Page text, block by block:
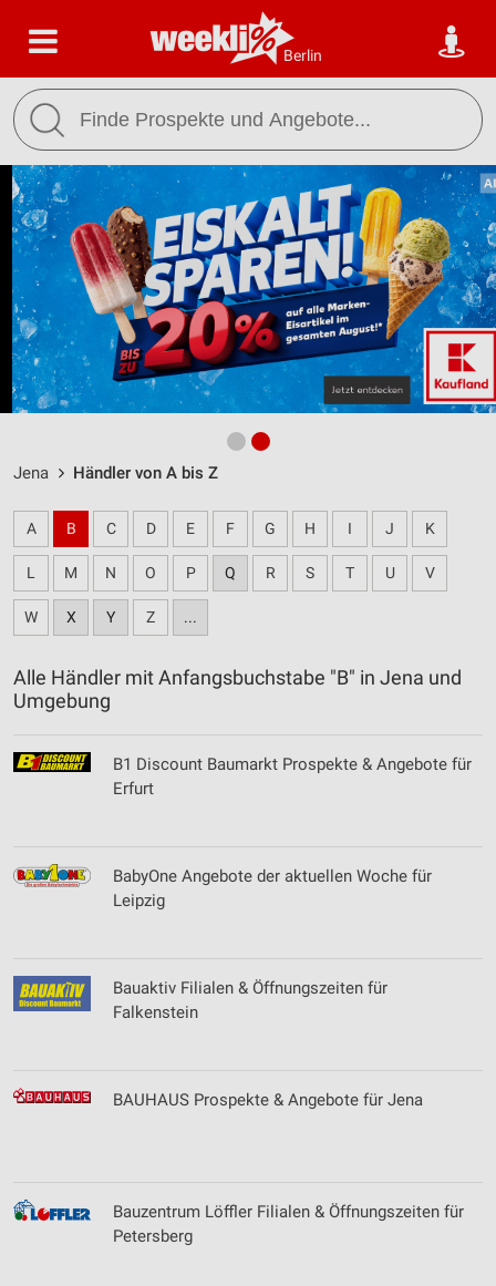
Berlin
Jena Händler von A bis Z
A B C D E F G H I J K
L M N O P Q R S T U V
W X Y Z ...
Alle Händler mit Anfangsbuchstabe "B" in Jena und
Umgebung
B1 Discount Baumarkt Prospekte & Angebote für
Erfurt
BabyOne Angebote der aktuellen Woche für
Leipzig
Bauaktiv Filialen & Öffnungszeiten für
Falkenstein
BAUHAUS Prospekte & Angebote für Jena
Bauzentrum Löffler Filialen & Öffnungszeiten für
Petersberg